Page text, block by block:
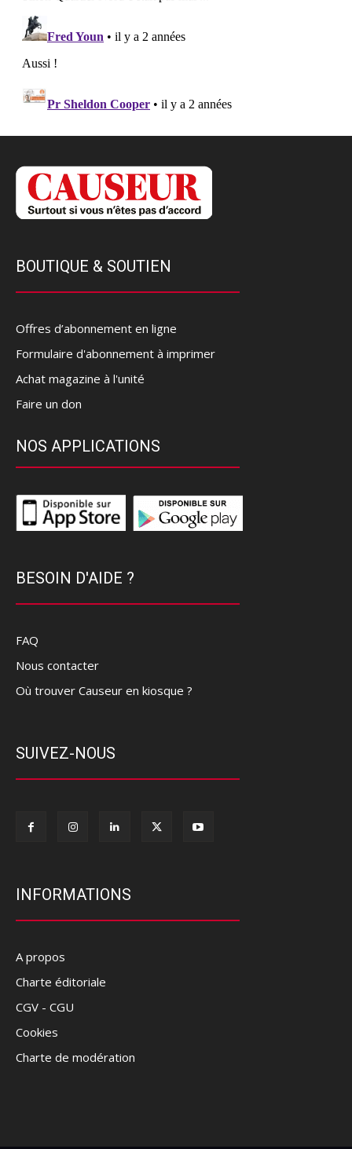
BOUTIQUE & SOUTIEN
Offres d’abonnement en ligne
Formulaire d'abonnement à imprimer
Achat magazine à l'unité
Faire un don
NOS APPLICATIONS
BESOIN D'AIDE ?
FAQ
Nous contacter
Où trouver Causeur en kiosque ?
SUIVEZ-NOUS
INFORMATIONS
A propos
Charte éditoriale
CGV - CGU
Cookies
Charte de modération